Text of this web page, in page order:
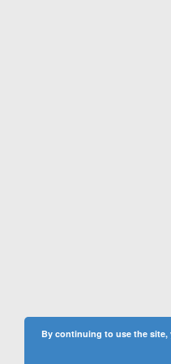
By continuing to use the